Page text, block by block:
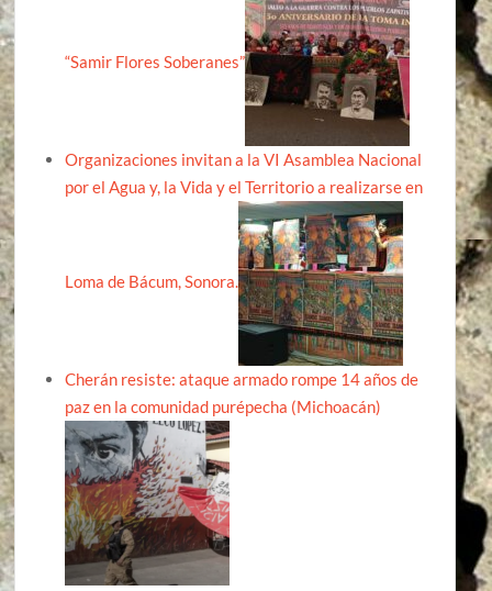
“Samir Flores Soberanes”
Organizaciones invitan a la VI Asamblea Nacional
por el Agua y, la Vida y el Territorio a realizarse en
Loma de Bácum, Sonora.
Cherán resiste: ataque armado rompe 14 años de
paz en la comunidad purépecha (Michoacán)